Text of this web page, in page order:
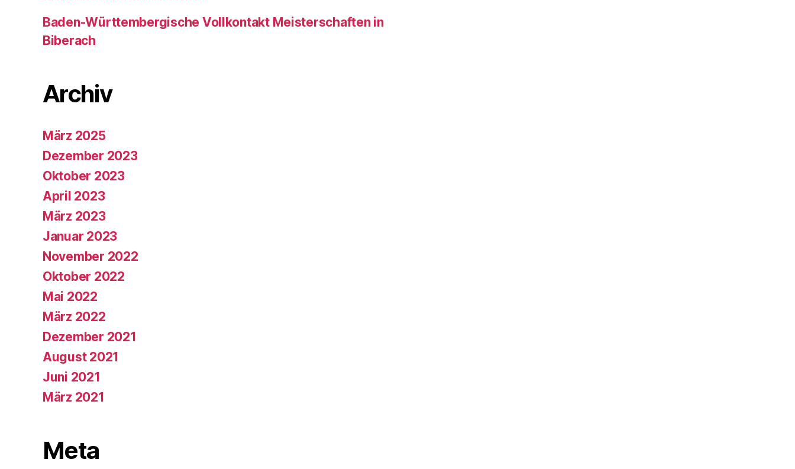
Baden-Württembergische Vollkontakt Meisterschaften in
Biberach
Archiv
März 2025
Dezember 2023
Oktober 2023
April 2023
März 2023
Januar 2023
November 2022
Oktober 2022
Mai 2022
März 2022
Dezember 2021
August 2021
Juni 2021
März 2021
Meta